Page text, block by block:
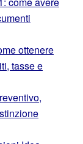
ottenere
tasse e